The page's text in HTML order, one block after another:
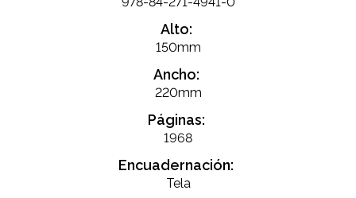
Alto:
150mm
Ancho:
220mm
Páginas:
1968
Encuadernación:
Tela